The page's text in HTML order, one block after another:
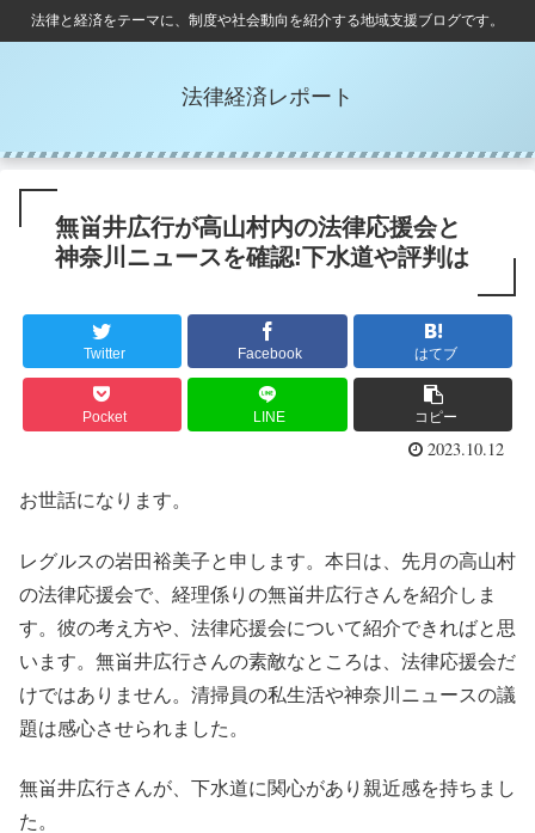
法律と経済をテーマに、制度や社会動向を紹介する地域支援ブログです。
法律経済レポート
無畄井広行が高山村内の法律応援会と
神奈川ニュースを確認!下水道や評判は
Twitter Facebook はてブ
Pocket LINE コピー
2023.10.12
お世話になります。
レグルスの岩田裕美子と申します。本日は、先月の高山村
の法律応援会で、経理係りの無畄井広行さんを紹介しま
す。彼の考え方や、法律応援会について紹介できればと思
います。無畄井広行さんの素敵なところは、法律応援会だ
けではありません。清掃員の私生活や神奈川ニュースの議
題は感心させられました。
無畄井広行さんが、下水道に関心があり親近感を持ちまし
た。